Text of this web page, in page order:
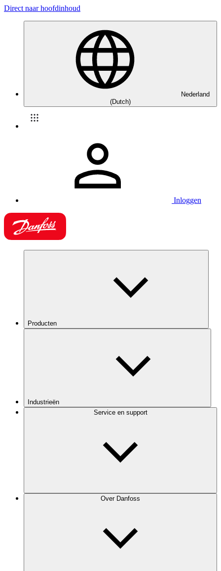
Direct naar hoofdinhoud
Nederland
(Dutch)
Inloggen
Producten
Industrieën
Service en support
Over Danfoss